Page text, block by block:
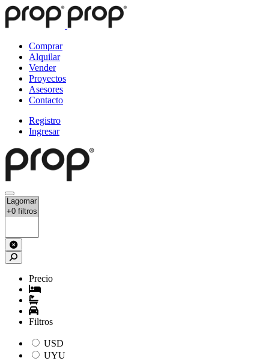
Comprar
Alquilar
Vender
Proyectos
Asesores
Contacto
Registro
Ingresar
Precio
Filtros
USD
UYU